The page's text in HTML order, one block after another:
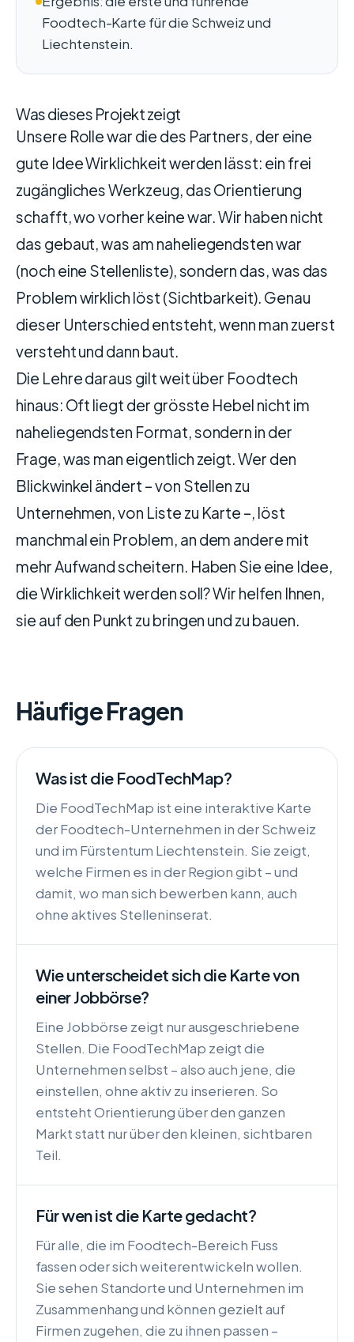
Foodtech-Karte für die Schweiz und
Liechtenstein.
Was dieses Projekt zeigt
Unsere Rolle war die des Partners, der eine
gute Idee Wirklichkeit werden lässt: ein frei
zugängliches Werkzeug, das Orientierung
schafft, wo vorher keine war. Wir haben nicht
das gebaut, was am naheliegendsten war
(noch eine Stellenliste), sondern das, was das
Problem wirklich löst (Sichtbarkeit). Genau
dieser Unterschied entsteht, wenn man zuerst
versteht und dann baut.
Die Lehre daraus gilt weit über Foodtech
hinaus: Oft liegt der grösste Hebel nicht im
naheliegendsten Format, sondern in der
Frage, was man eigentlich zeigt. Wer den
Blickwinkel ändert – von Stellen zu
Unternehmen, von Liste zu Karte –, löst
manchmal ein Problem, an dem andere mit
mehr Aufwand scheitern. Haben Sie eine Idee,
die Wirklichkeit werden soll? Wir helfen Ihnen,
sie auf den Punkt zu bringen und zu bauen.
Häufige Fragen
Was ist die FoodTechMap?
Die FoodTechMap ist eine interaktive Karte
der Foodtech-Unternehmen in der Schweiz
und im Fürstentum Liechtenstein. Sie zeigt,
welche Firmen es in der Region gibt – und
damit, wo man sich bewerben kann, auch
ohne aktives Stelleninserat.
Wie unterscheidet sich die Karte von
einer Jobbörse?
Eine Jobbörse zeigt nur ausgeschriebene
Stellen. Die FoodTechMap zeigt die
Unternehmen selbst – also auch jene, die
einstellen, ohne aktiv zu inserieren. So
entsteht Orientierung über den ganzen
Markt statt nur über den kleinen, sichtbaren
Teil.
Für wen ist die Karte gedacht?
Für alle, die im Foodtech-Bereich Fuss
fassen oder sich weiterentwickeln wollen.
Sie sehen Standorte und Unternehmen im
Zusammenhang und können gezielt auf
Firmen zugehen, die zu ihnen passen –